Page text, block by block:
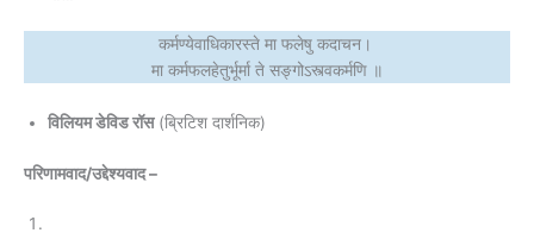
कर्मण्येवाधिकारस्ते मा फलेषु कदाचन।
मा कर्मफलहेतुर्भूर्मा ते सङ्गोऽस्त्वकर्मणि ॥
विलियम डेविड रॉस(ब्रिटिश दार्शनिक)
परिणामवाद/उद्देश्यवाद –